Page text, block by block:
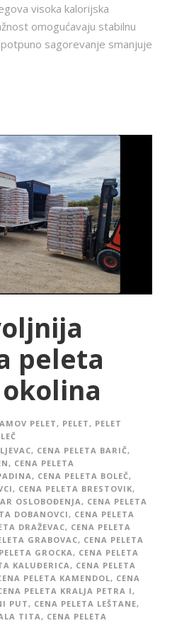
visoka kalorijska
omogućavaju stabilnu
sagorevanje smanjuje
peleta
PELET, PELET, PELET
, CENA PELETA BARIČ,
, CENA PELETA
, CENA PELETA BOLEČ,
, CENA PELETA BRESTOVIK,
OSLOBOĐENJA, CENA PELETA
DOBANOVCI, CENA PELETA
DRAŽEVAC, CENA PELETA
GRABOVAC, CENA PELETA
GROCKA, CENA PELETA
KALUĐERICA, CENA PELETA
PELETA KAMENDOL, CENA
PELETA KRALJA PETRA I,
PUT, CENA PELETA LEŠTANE,
TITA, CENA PELETA